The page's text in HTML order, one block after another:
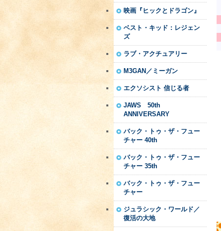
映画『ヒックとドラゴン』
ベスト・キッド：レジェン
ズ
ラブ・アクチュアリー
M3GAN／ミーガン
エクソシスト 信じる者
JAWS 50th
ANNIVERSARY
バック・トゥ・ザ・フュー
チャー 40th
バック・トゥ・ザ・フュー
チャー 35th
バック・トゥ・ザ・フュー
チャー
ジュラシック・ワールド／
復活の大地